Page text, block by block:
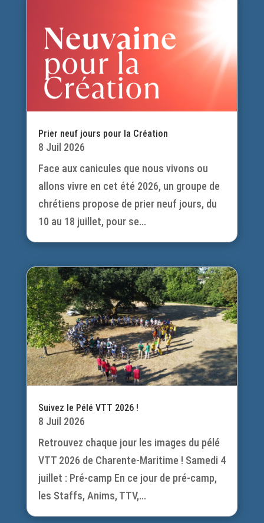
Prier neuf jours pour la Création
8 Juil 2026
Face aux canicules que nous vivons ou
allons vivre en cet été 2026, un groupe de
chrétiens propose de prier neuf jours, du
10 au 18 juillet, pour se...
Suivez le Pélé VTT 2026 !
8 Juil 2026
Retrouvez chaque jour les images du pélé
VTT 2026 de Charente-Maritime ! Samedi 4
juillet : Pré-camp En ce jour de pré-camp,
les Staffs, Anims, TTV,...